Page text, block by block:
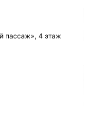
пассаж», 4 этаж